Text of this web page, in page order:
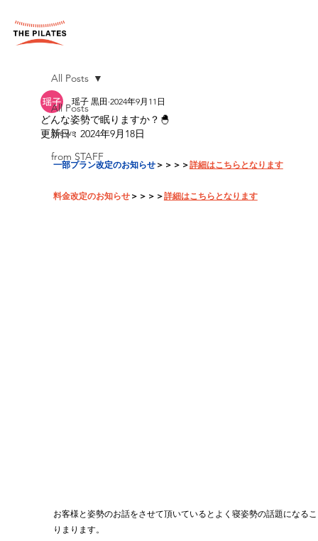
All Posts
News
from STAFF
All Posts
どんな姿勢で眠りますか？🐣
瑶子 黒田 2024年9月11日
更新日： 2024年9月18日
一部プラン改定のお知らせ＞＞＞＞詳細はこちらとなります
料金改定のお知らせ＞＞＞＞詳細はこちらとなります
お客様と姿勢のお話をさせて頂いているとよく寝姿勢の話題になる
りまります。